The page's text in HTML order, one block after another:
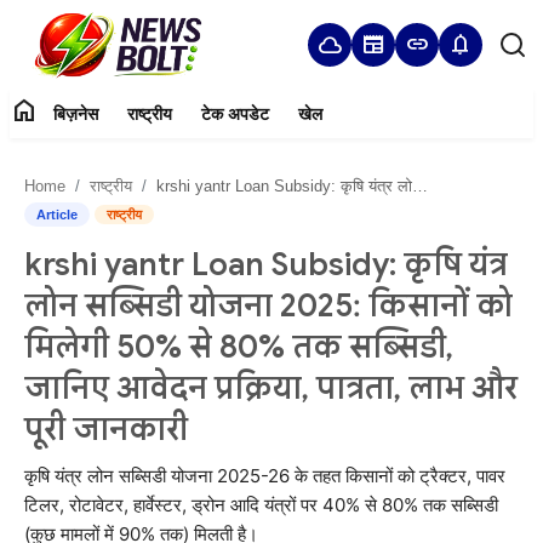
cloud newspaper link notifications
Home
बिज़नेस
राष्ट्रीय
टेक अपडेट
खेल
हमारे बारे में
home बिज़नेस राष्ट्रीय टेक अपडेट खेल
Home राष्ट्रीय krshi yantr Loan Subsidy: कृषि यंत्र लोन सब्सिडी योजना 2025: किसानों को मिलेगी 50% से 80% तक सब्सिडी, जानिए आवेदन प्रक्रिया, पात्रता, लाभ और पूरी जानकारी
Article राष्ट्रीय
krshi yantr Loan Subsidy: कृषि यंत्र
लोन सब्सिडी योजना 2025: किसानों को
मिलेगी 50% से 80% तक सब्सिडी,
जानिए आवेदन प्रक्रिया, पात्रता, लाभ और
पूरी जानकारी
कृषि यंत्र लोन सब्सिडी योजना 2025-26 के तहत किसानों को ट्रैक्टर, पावर
टिलर, रोटावेटर, हार्वेस्टर, ड्रोन आदि यंत्रों पर 40% से 80% तक सब्सिडी
(कुछ मामलों में 90% तक) मिलती है।